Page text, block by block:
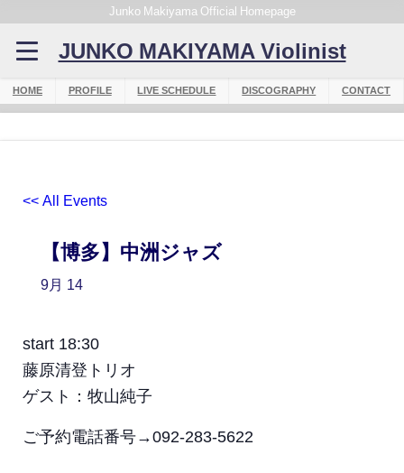
Junko Makiyama Official Homepage
JUNKO MAKIYAMA Violinist
HOME PROFILE LIVE SCHEDULE DISCOGRAPHY CONTACT
<< All Events
【博多】中洲ジャズ
9月 14
start 18:30
藤原清登トリオ
ゲスト：牧山純子
ご予約電話番号→092-283-5622